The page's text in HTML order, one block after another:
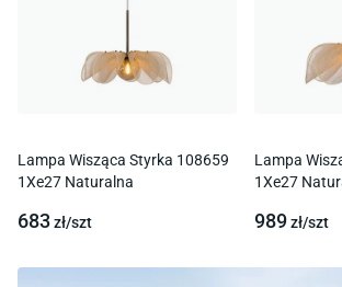
Lampa Wisząca Styrka 108659
1Xe27 Naturalna
683zł/szt
Lampa
1Xe27
989zł/szt